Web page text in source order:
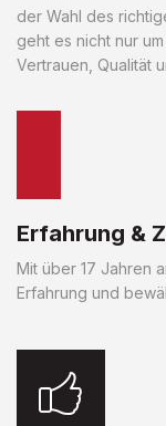
der Wahl des
geht es nicht nur
Vertrauen, Qualität
Erfahrung &
Mit über 17 Jahren
Erfahrung und